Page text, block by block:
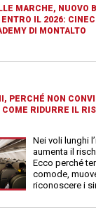
MARCHE, NUOVO
ENTRO IL 2026:
DI MONTALTO
PERCHÉ NON
COME RIDURRE IL
Nei voli lunghi
aumenta il
Ecco perché
comode,
riconoscere i